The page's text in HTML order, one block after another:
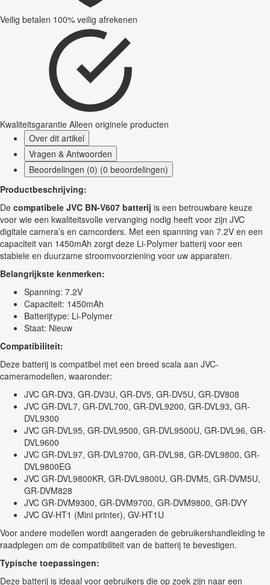
Veilig betalen 100% veilig afrekenen
Kwaliteitsgarantie Alleen originele producten
Over dit artikel
Vragen & Antwoorden
Beoordelingen (0) (0 beoordelingen)
Productbeschrijving:
De compatibele JVC BN-V607 batterij is een betrouwbare keuze
voor wie een kwaliteitsvolle vervanging nodig heeft voor zijn JVC
digitale camera’s en camcorders. Met een spanning van 7.2V en een
capaciteit van 1450mAh zorgt deze Li-Polymer batterij voor een
stabiele en duurzame stroomvoorziening voor uw apparaten.
Belangrijkste kenmerken:
Spanning: 7.2V
Capaciteit: 1450mAh
Batterijtype: Li-Polymer
Staat: Nieuw
Compatibiliteit:
Deze batterij is compatibel met een breed scala aan JVC-
cameramodellen, waaronder:
JVC GR-DV3, GR-DV3U, GR-DV5, GR-DV5U, GR-DV808
JVC GR-DVL7, GR-DVL700, GR-DVL9200, GR-DVL93, GR-
DVL9300
JVC GR-DVL95, GR-DVL9500, GR-DVL9500U, GR-DVL96, GR-
DVL9600
JVC GR-DVL97, GR-DVL9700, GR-DVL98, GR-DVL9800, GR-
DVL9800EG
JVC GR-DVL9800KR, GR-DVL9800U, GR-DVM5, GR-DVM5U,
GR-DVM828
JVC GR-DVM9300, GR-DVM9700, GR-DVM9800, GR-DVY
JVC GV-HT1 (Mini printer), GV-HT1U
Voor andere modellen wordt aangeraden de gebruikershandleiding te
raadplegen om de compatibiliteit van de batterij te bevestigen.
Typische toepassingen:
Deze batterij is ideaal voor gebruikers die op zoek zijn naar een